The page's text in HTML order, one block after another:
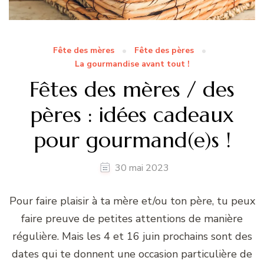
Fête des mères
Fête des pères
La gourmandise avant tout !
Fêtes des mères / des
pères : idées cadeaux
pour gourmand(e)s !
30 mai 2023
Pour faire plaisir à ta mère et/ou ton père, tu peux
faire preuve de petites attentions de manière
régulière. Mais les 4 et 16 juin prochains sont des
dates qui te donnent une occasion particulière de